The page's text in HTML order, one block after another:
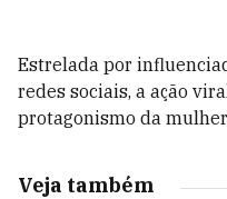
Estrelada por
redes sociais, a ação
protagonismo da
Veja também